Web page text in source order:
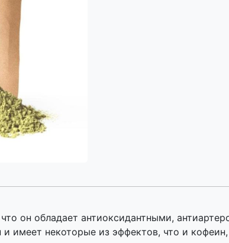
он обладает антиоксидантными,
имеет некоторые из эффектов, что и